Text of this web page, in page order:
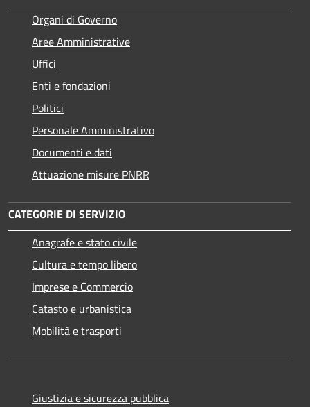
Organi di Governo
Aree Amministrative
Uffici
Enti e fondazioni
Politici
Personale Amministrativo
Documenti e dati
Attuazione misure PNRR
CATEGORIE DI SERVIZIO
Anagrafe e stato civile
Cultura e tempo libero
Imprese e Commercio
Catasto e urbanistica
Mobilità e trasporti
Giustizia e sicurezza pubblica